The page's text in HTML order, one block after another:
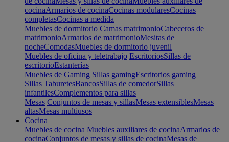
cocinaArmarios de cocinaCocinas modularesCocinas
completasCocinas a medida
Muebles de dormitorio Camas matrimonioCabeceros de
matrimonioArmarios de matrimonioMesitas de
nocheComodasMuebles de dormitorio juvenil
Muebles de oficina y teletrabajo EscritoriosSillas de
escritorioEstanterías
Muebles de Gaming Sillas gamingEscritorios gaming
Sillas TaburetesBancosSillas de comedorSillas
infantilesComplementos para sillas
Mesas Conjuntos de mesas y sillasMesas extensiblesMesas
altasMesas multiusos
Cocina
Muebles de cocina Muebles auxiliares de cocinaArmarios de
cocinaConjuntos de mesas y sillas de cocinaMesas de